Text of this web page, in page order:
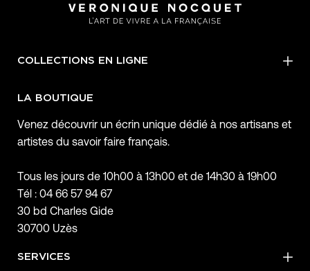
COLLECTIONS EN LIGNE
LA BOUTIQUE
Venez découvrir un écrin unique dédié à nos artisans et
artistes du savoir faire français.
Tous les jours de 10h00 à 13h00 et de 14h30 à 19h00
Tél : 04 66 57 94 67
30 bd Charles Gide
30700 Uzès
SERVICES